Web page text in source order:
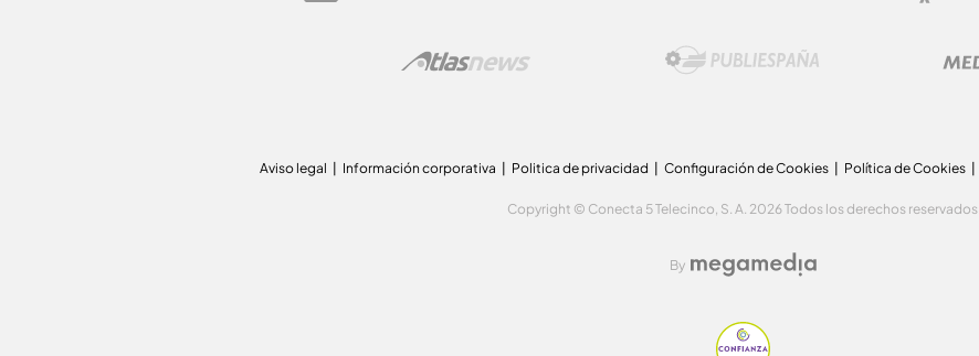
Aviso legal Información corporativa Politica de privacidad Configuración de Cookies Política de Cookies
Copyright © Conecta 5 Telecinco, S. A. 2026 Todos los derechos reservados
By